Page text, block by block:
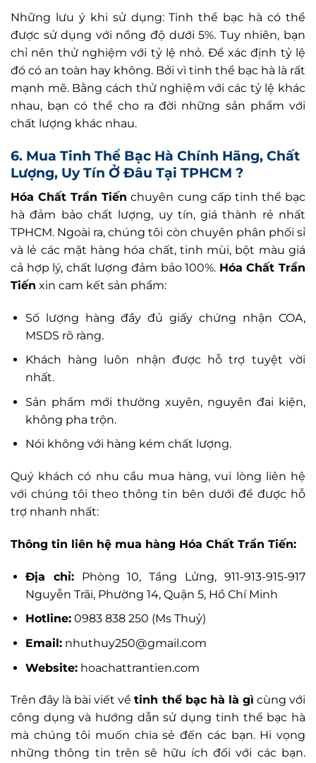
Những lưu ý khi sử dụng: Tinh thể bạc hà có thể
được sử dụng với nồng độ dưới 5%. Tuy nhiên, bạn
chỉ nên thử nghiệm với tỷ lệ nhỏ. Để xác định tỷ lệ
đó có an toàn hay không. Bởi vì tinh thể bạc hà là rất
mạnh mẽ. Bằng cách thử nghiệm với các tỷ lệ khác
nhau, bạn có thể cho ra đời những sản phẩm với
chất lượng khác nhau.
6. Mua Tinh Thể Bạc Hà Chính Hãng, Chất
Lượng, Uy Tín Ở Đâu Tại TPHCM ?
Hóa Chất Trần Tiến chuyên cung cấp tinh thể bạc
hà đảm bảo chất lượng, uy tín, giá thành rẻ nhất
TPHCM. Ngoài ra, chúng tôi còn chuyên phân phối sỉ
và lẻ các mặt hàng hóa chất, tinh mùi, bột màu giá
cả hợp lý, chất lượng đảm bảo 100%. Hóa Chất Trần
Tiến xin cam kết sản phẩm:
Số lượng hàng đầy đủ giấy chứng nhận COA,
MSDS rõ ràng.
Khách hàng luôn nhận được hỗ trợ tuyệt vời
nhất.
Sản phẩm mới thường xuyên, nguyên đai kiện,
không pha trộn.
Nói không với hàng kém chất lượng.
Quý khách có nhu cầu mua hàng, vui lòng liên hệ
với chúng tôi theo thông tin bên dưới để được hỗ
trợ nhanh nhất:
Thông tin liên hệ mua hàng Hóa Chất Trần Tiến:
Địa chỉ:Phòng 10, Tầng Lửng, 911-913-915-917
Nguyễn Trãi, Phường 14, Quận 5, Hồ Chí Minh
Hotline:0983 838 250 (Ms Thuỷ)
Email:nhuthuy250@gmail.com
Website:hoachattrantien.com
Trên đây là bài viết vềtinh thể bạc hà là gì cùng với
công dụng và hướng dẫn sử dụng tinh thể bạc hà
mà chúng tôi muốn chia sẻ đến các bạn. Hi vọng
những thông tin trên sẽ hữu ích đối với các bạn.